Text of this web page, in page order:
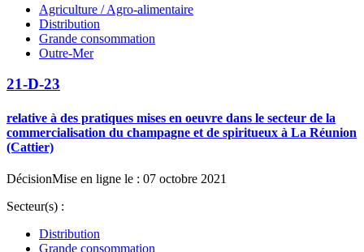
Agriculture / Agro-alimentaire
Distribution
Grande consommation
Outre-Mer
21-D-23
relative à des pratiques mises en oeuvre dans le secteur de la
commercialisation du champagne et de spiritueux à La Réunion
(Cattier)
DécisionMise en ligne le : 07 octobre 2021
Secteur(s) :
Distribution
Grande consommation